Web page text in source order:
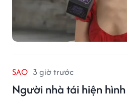
SAO 3 giờ trước
Người nhà tái hiện